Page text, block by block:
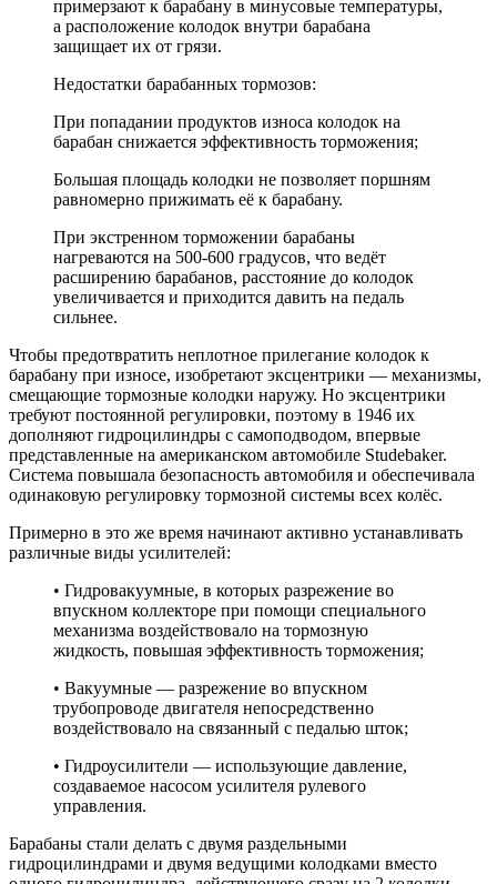
примерзают к барабану в минусовые температуры,
а расположение колодок внутри барабана
защищает их от грязи.
Недостатки барабанных тормозов:
При попадании продуктов износа колодок на
барабан снижается эффективность торможения;
Большая площадь колодки не позволяет поршням
равномерно прижимать её к барабану.
При экстренном торможении барабаны
нагреваются на 500-600 градусов, что ведёт
расширению барабанов, расстояние до колодок
увеличивается и приходится давить на педаль
сильнее.
Чтобы предотвратить неплотное прилегание колодок к
барабану при износе, изобретают эксцентрики — механизмы,
смещающие тормозные колодки наружу. Но эксцентрики
требуют постоянной регулировки, поэтому в 1946 их
дополняют гидроцилиндры с самоподводом, впервые
представленные на американском автомобиле Studebaker.
Система повышала безопасность автомобиля и обеспечивала
одинаковую регулировку тормозной системы всех колёс.
Примерно в это же время начинают активно устанавливать
различные виды усилителей:
• Гидровакуумные, в которых разрежение во
впускном коллекторе при помощи специального
механизма воздействовало на тормозную
жидкость, повышая эффективность торможения;
• Вакуумные — разрежение во впускном
трубопроводе двигателя непосредственно
воздействовало на связанный с педалью шток;
• Гидроусилители — использующие давление,
создаваемое насосом усилителя рулевого
управления.
Барабаны стали делать с двумя раздельными
гидроцилиндрами и двумя ведущими колодками вместо